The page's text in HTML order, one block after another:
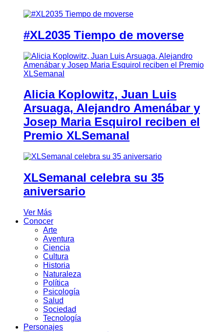
#XL2035 Tiempo de moverse
Alicia Koplowitz, Juan Luis
Arsuaga, Alejandro Amenábar y
Josep Maria Esquirol reciben el
Premio XLSemanal
XLSemanal celebra su 35
aniversario
Ver Más
Conocer
Arte
Aventura
Ciencia
Cultura
Historia
Naturaleza
Política
Psicología
Salud
Sociedad
Tecnología
Personajes